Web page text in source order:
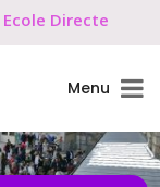
Ecole Directe
Menu